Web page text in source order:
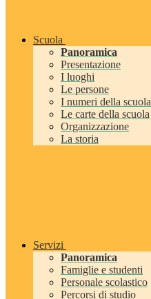
Scuola
Panoramica
Presentazione
I luoghi
Le persone
I numeri della scuola
Le carte della scuola
Organizzazione
La storia
Servizi
Panoramica
Famiglie e studenti
Personale scolastico
Percorsi di studio